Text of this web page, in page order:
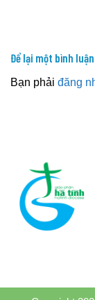
Để lại một bình luận
Bạn phải đăng